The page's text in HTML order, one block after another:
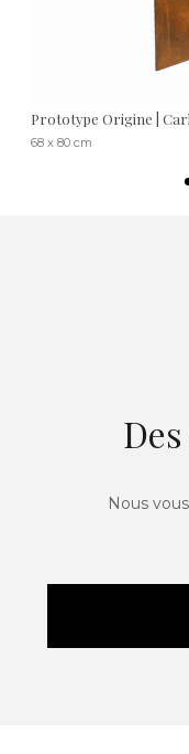
Prototype Origine |
68 x 80 cm
Nous